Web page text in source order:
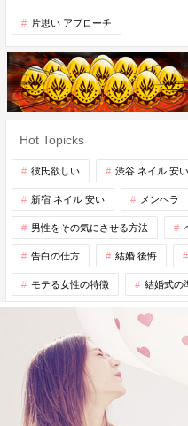
片思い アプローチ
Hot Topicks
彼氏欲しい 渋谷 ネイル 安い
新宿 ネイル 安い メンヘラ
男性をその気にさせる方法
告白の仕方 結婚 後悔
モテる女性の特徴 結婚式の